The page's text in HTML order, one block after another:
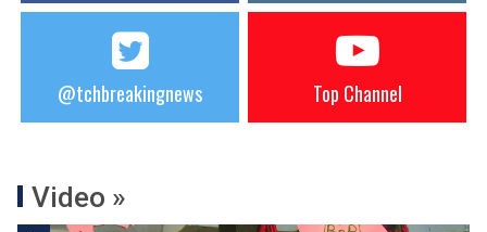
@tchbreakingnews Top Channel
Video »